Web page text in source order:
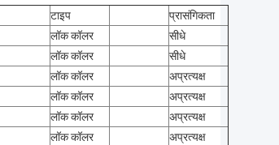
टाइप
प्रासंगिकता
लॉक कॉलर
सीधे
लॉक कॉलर
सीधे
लॉक कॉलर
अप्रत्यक्ष
लॉक कॉलर
अप्रत्यक्ष
लॉक कॉलर
अप्रत्यक्ष
लॉक कॉलर
अप्रत्यक्ष